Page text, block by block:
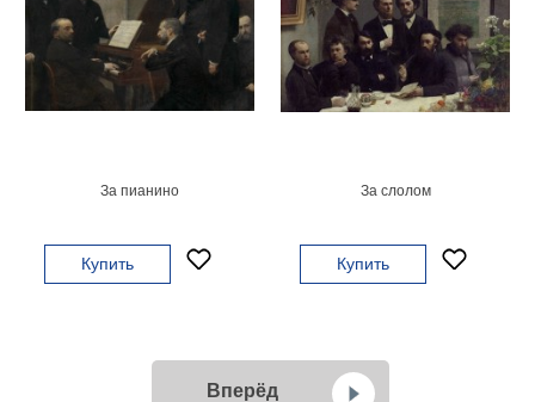
За пианино
Купить
За слолом
Купить
Вперёд